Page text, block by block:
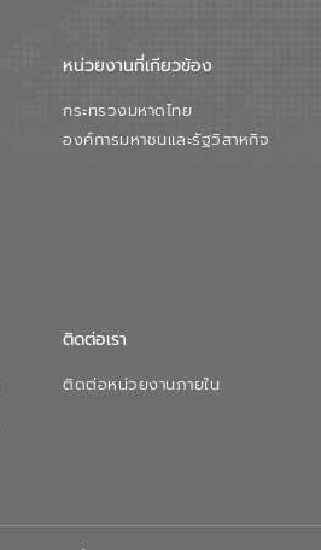
หน่วยงานที่เกียวข้อง
กระทรวงมหาดไทย
องค์การมหาชนและรัฐวิสาหกิจ
ติดต่อเรา
ติดต่อหน่วยงานภายใน